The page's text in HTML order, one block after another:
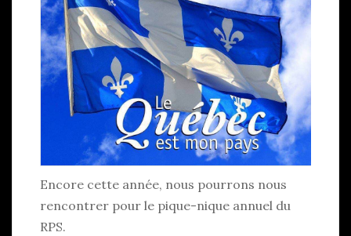
Encore cette année, nous pourrons nous
rencontrer pour le pique-nique annuel du
RPS.